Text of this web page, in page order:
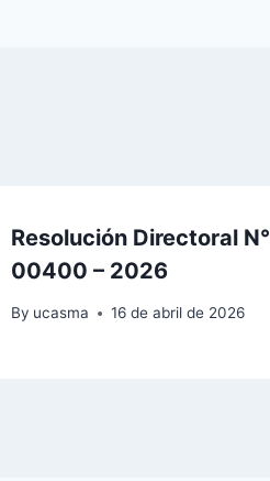
Resolución Directoral N°
00400 – 2026
By ucasma 16 de abril de 2026